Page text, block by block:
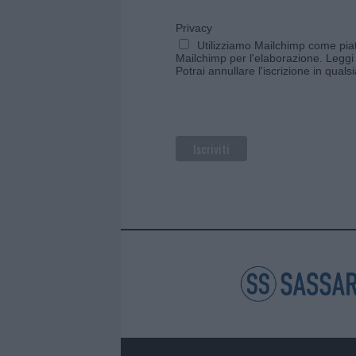
Privacy
Utilizziamo Mailchimp come
Mailchimp per l'elaborazione.
Potrai annullare l'iscrizione in